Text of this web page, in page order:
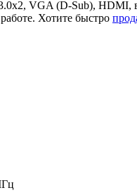
VGA (D-Sub),
Хотите быстро